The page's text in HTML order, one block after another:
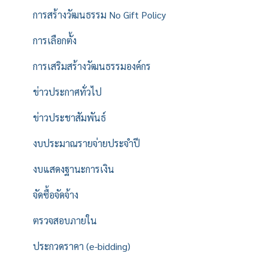
การสร้างวัฒนธรรม No Gift Policy
การเลือกตั้ง
การเสริมสร้างวัฒนธรรมองค์กร
ข่าวประกาศทั่วไป
ข่าวประชาสัมพันธ์
งบประมาณรายจ่ายประจำปี
งบแสดงฐานะการเงิน
จัดซื้อจัดจ้าง
ตรวจสอบภายใน
ประกวดราคา (e-bidding)